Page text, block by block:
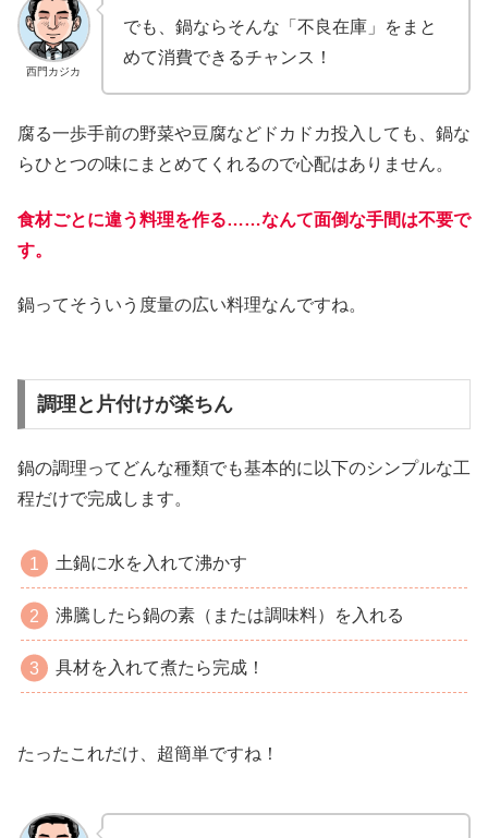
西門カジカ
でも、鍋ならそんな「不良在庫」をまと
めて消費できるチャンス！
腐る一歩手前の野菜や豆腐などドカドカ投入しても、鍋な
らひとつの味にまとめてくれるので心配はありません。
食材ごとに違う料理を作る……なんて面倒な手間は不要で
す。
鍋ってそういう度量の広い料理なんですね。
調理と片付けが楽ちん
鍋の調理ってどんな種類でも基本的に以下のシンプルな工
程だけで完成します。
土鍋に水を入れて沸かす
沸騰したら鍋の素（または調味料）を入れる
具材を入れて煮たら完成！
たったこれだけ、超簡単ですね！